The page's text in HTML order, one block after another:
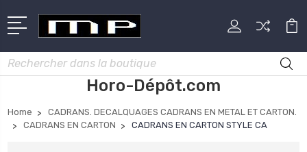
Rechercher
Horo-Dépôt.com
Home
CADRANS. DECALQUAGES CADRANS EN METAL ET CARTON.
CADRANS EN CARTON
CADRANS EN CARTON STYLE CA